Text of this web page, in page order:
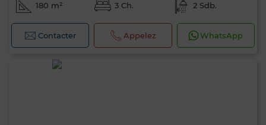
180 m² 3 Ch. 2 Sdb.
Contacter Appelez WhatsApp